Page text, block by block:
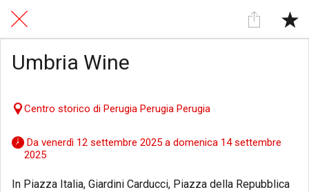
Umbria Wine
Centro storico di Perugia Perugia Perugia
2025
In Piazza Italia, Giardini Carducci, Piazza della Repubblica